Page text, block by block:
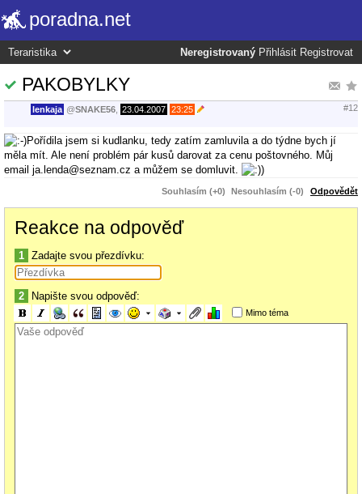
poradna.net
Neregistrovaný Přihlásit Registrovat
PAKOBYLKY
lenkaja @SNAKE56 23.04.2007 23:25 #12
Pořídila jsem si kudlanku, tedy zatím zamluvila a do týdne bych jí
měla mít. Ale není problém pár kusů darovat za cenu poštovného. Můj
email ja.lenda@seznam.cz a můžem se domluvit.
Souhlasím (+0) Nesouhlasím (-0) Odpovědět
Reakce na odpověď
1 Zadajte svou přezdívku:
2 Napište svou odpověď:
Mimo téma